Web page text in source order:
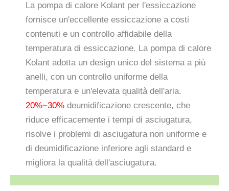
La pompa di calore Kolant per l'essiccazione
fornisce un'eccellente essiccazione a costi
contenuti e un controllo affidabile della
temperatura di essiccazione. La pompa di calore
Kolant adotta un design unico del sistema a più
anelli, con un controllo uniforme della
temperatura e un'elevata qualità dell'aria.
20%~30% deumidificazione crescente, che
riduce efficacemente i tempi di asciugatura,
risolve i problemi di asciugatura non uniforme e
di deumidificazione inferiore agli standard e
migliora la qualità dell'asciugatura.